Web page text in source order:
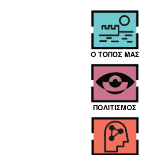
Ο ΤΟΠΟΣ ΜΑΣ
ΠΟΛΙΤΙΣΜΟΣ